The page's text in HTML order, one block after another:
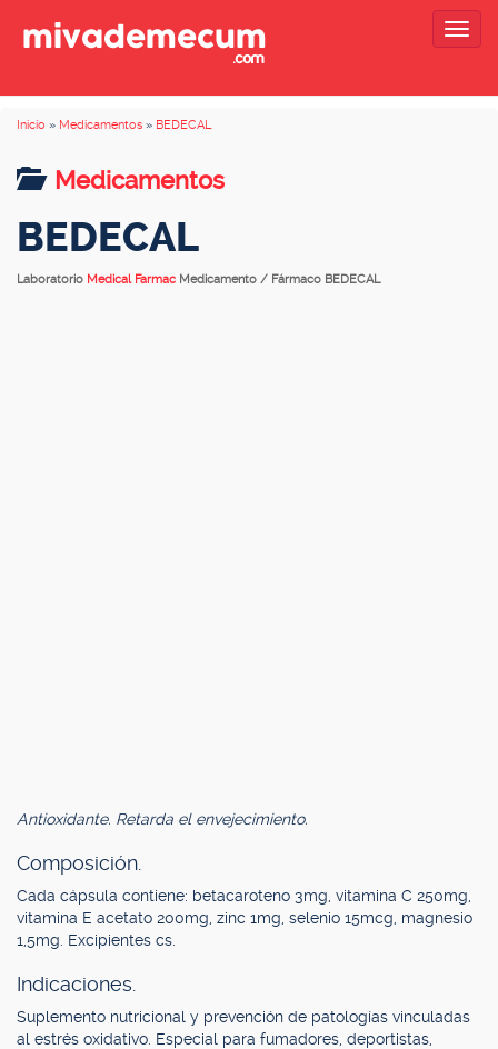
Inicio » Medicamentos » BEDECAL
Medicamentos
BEDECAL
Laboratorio Medical Farmac Medicamento / Fármaco BEDECAL
Antioxidante. Retarda el envejecimiento.
Composición.
Cada cápsula contiene: betacaroteno 3mg, vitamina C 250mg,
vitamina E acetato 200mg, zinc 1mg, selenio 15mcg, magnesio
1,5mg. Excipientes cs.
Indicaciones.
Suplemento nutricional y prevención de patologías vinculadas
al estrés oxidativo. Especial para fumadores, deportistas,